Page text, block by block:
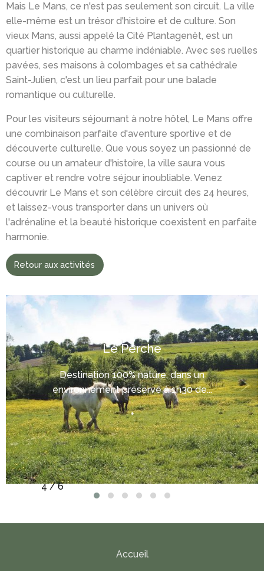
Mais Le Mans, ce n'est pas seulement son circuit. La ville
elle-même est un trésor d'histoire et de culture. Son
vieux Mans, aussi appelé la Cité Plantagenêt, est un
quartier historique au charme indéniable. Avec ses ruelles
pavées, ses maisons à colombages et sa cathédrale
Saint-Julien, c'est un lieu parfait pour une balade
romantique ou culturelle.
Pour les visiteurs séjournant à notre hôtel, Le Mans offre
une combinaison parfaite d'aventure sportive et de
découverte culturelle. Que vous soyez un passionné de
course ou un amateur d'histoire, la ville saura vous
captiver et rendre votre séjour inoubliable. Venez
découvrir Le Mans et son célèbre circuit des 24 heures,
et laissez-vous transporter dans un univers où
l'adrénaline et la beauté historique coexistent en parfaite
harmonie.
Retour aux activités
Le Perche
Destination 100% nature, dans un
environnement préservé à 1h30 de...
+
4 / 6
Accueil